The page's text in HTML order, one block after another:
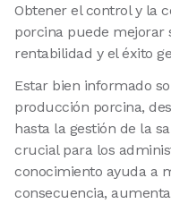
Obtener el control y la
porcina puede mejorar
rentabilidad y el éxito
Estar bien informado
producción porcina,
hasta la gestión de la
crucial para los
conocimiento ayuda a
consecuencia,